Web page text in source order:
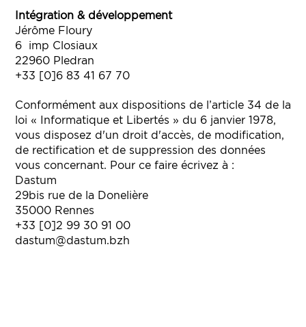
Intégration & développement
Jérôme Floury
6 imp Closiaux
22960 Pledran
+33 [0]6 83 41 67 70
Conformément aux dispositions de l’article 34 de la
loi « Informatique et Libertés » du 6 janvier 1978,
vous disposez d'un droit d'accès, de modification,
de rectification et de suppression des données
vous concernant. Pour ce faire écrivez à :
Dastum
29bis rue de la Donelière
35000 Rennes
+33 [0]2 99 30 91 00
dastum@dastum.bzh